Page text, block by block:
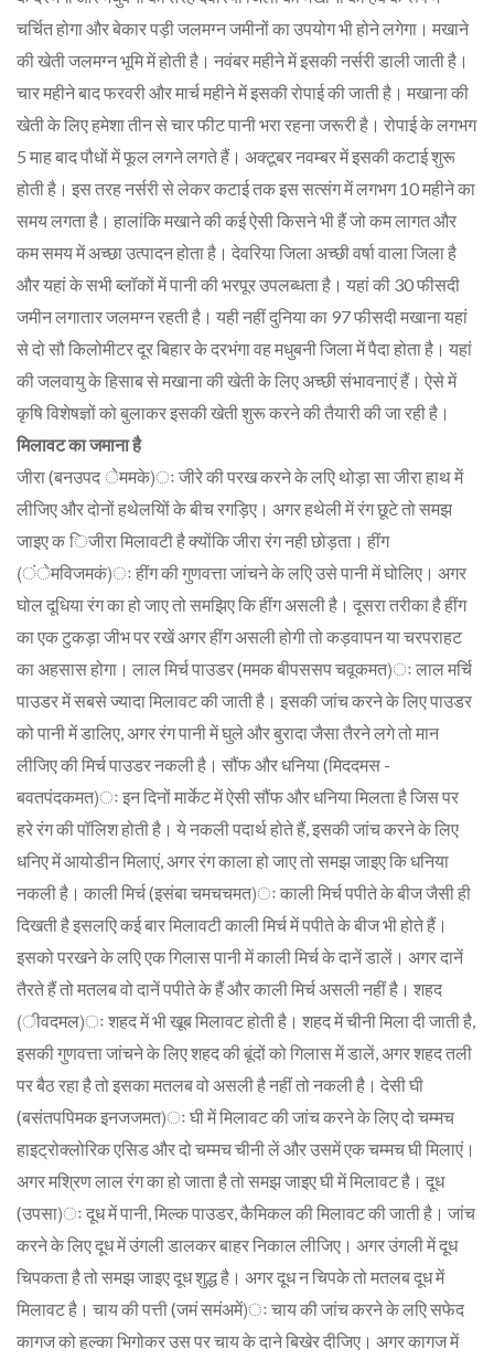
चर्चित होगा और बेकार पड़ी जलमग्न जमीनों का उपयोग भी होने लगेगा। मखाने
की खेती जलमग्न भूमि में होती है। नवंबर महीने में इसकी नर्सरी डाली जाती है।
चार महीने बाद फरवरी और मार्च महीने में इसकी रोपाई की जाती है। मखाना की
खेती के लिए हमेशा तीन से चार फीट पानी भरा रहना जरूरी है। रोपाई के लगभग
5 माह बाद पौधों में फूल लगने लगते हैं। अक्टूबर नवम्बर में इसकी कटाई शुरू
होती है। इस तरह नर्सरी से लेकर कटाई तक इस सत्संग में लगभग 10 महीने का
समय लगता है। हालांकि मखाने की कई ऐसी किसने भी हैं जो कम लागत और
कम समय में अच्छा उत्पादन होता है। देवरिया जिला अच्छी वर्षा वाला जिला है
और यहां के सभी ब्लॉकों में पानी की भरपूर उपलब्धता है। यहां की 30 फीसदी
जमीन लगातार जलमग्न रहती है। यही नहीं दुनिया का 97 फीसदी मखाना यहां
से दो सौ किलोमीटर दूर बिहार के दरभंगा वह मधुबनी जिला में पैदा होता है। यहां
की जलवायु के हिसाब से मखाना की खेती के लिए अच्छी संभावनाएं हैं। ऐसे में
कृषि विशेषज्ञों को बुलाकर इसकी खेती शुरू करने की तैयारी की जा रही है।
मिलावट का जमाना है
जीरा (बनउपद ेममके)ः जीरे की परख करने के लएि थोड़ा सा जीरा हाथ में
लीजिए और दोनों हथेलयिों के बीच रगड़िए। अगर हथेली में रंग छूटे तो समझ
जाइए क िजीरा मिलावटी है क्योंकि जीरा रंग नही छोड़ता। हींग
(ंेमविजमकं)ः हींग की गुणवत्ता जांचने के लएि उसे पानी में घोलिए। अगर
घोल दूधिया रंग का हो जाए तो समझिए कि हींग असली है। दूसरा तरीका है हींग
का एक टुकड़ा जीभ पर रखें अगर हींग असली होगी तो कड़वापन या चरपराहट
का अहसास होगा। लाल मिर्च पाउडर (ममक बीपससप चवूकमत)ः लाल मर्चि
पाउडर में सबसे ज्यादा मिलावट की जाती है। इसकी जांच करने के लिए पाउडर
को पानी में डालिए, अगर रंग पानी में घुले और बुरादा जैसा तैरने लगे तो मान
लीजिए की मिर्च पाउडर नकली है। सौंफ और धनिया (मिददमस -
बवतपंदकमत)ः इन दिनों मार्केट में ऐसी सौंफ और धनिया मिलता है जिस पर
हरे रंग की पॉलिश होती है। ये नकली पदार्थ होते हैं, इसकी जांच करने के लिए
धनिए में आयोडीन मिलाएं, अगर रंग काला हो जाए तो समझ जाइए कि धनिया
नकली है। काली मिर्च (इसंबा चमचचमत)ः काली मिर्च पपीते के बीज जैसी ही
दिखती है इसलएि कई बार मिलावटी काली मिर्च में पपीते के बीज भी होते हैं।
इसको परखने के लएि एक गिलास पानी में काली मिर्च के दानें डालें। अगर दानें
तैरते हैं तो मतलब वो दानें पपीते के हैं और काली मिर्च असली नहीं है। शहद
(ीवदमल)ः शहद में भी खूब मिलावट होती है। शहद में चीनी मिला दी जाती है,
इसकी गुणवत्ता जांचने के लिए शहद की बूंदों को गिलास में डालें, अगर शहद तली
पर बैठ रहा है तो इसका मतलब वो असली है नहीं तो नकली है। देसी घी
(बसंतपपिमक इनजजमत)ः घी में मिलावट की जांच करने के लिए दो चम्मच
हाइट्रोक्लोरिक एसिड और दो चम्मच चीनी लें और उसमें एक चम्मच घी मिलाएं।
अगर मश्रिण लाल रंग का हो जाता है तो समझ जाइए घी में मिलावट है। दूध
(उपसा)ः दूध में पानी, मिल्क पाउडर, कैमिकल की मिलावट की जाती है। जांच
करने के लिए दूध में उंगली डालकर बाहर निकाल लीजिए। अगर उंगली में दूध
चिपकता है तो समझ जाइए दूध शुद्ध है। अगर दूध न चिपके तो मतलब दूध में
मिलावट है। चाय की पत्ती (जमं समंअमें)ः चाय की जांच करने के लएि सफेद
कागज को हल्का भिगोकर उस पर चाय के दाने बिखेर दीजिए। अगर कागज में